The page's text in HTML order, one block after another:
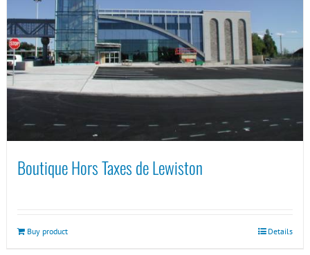
Boutique Hors Taxes de Lewiston
Buy product Details